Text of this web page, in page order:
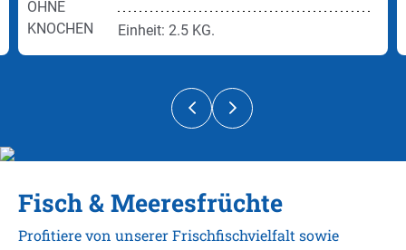
Einheit: 2.5 KG.
Fisch & Meeresfrüchte
Profitiere von unserer Frischfischvielfalt sowie